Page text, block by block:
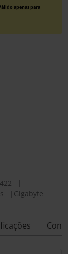
apenas para
Gigabyte